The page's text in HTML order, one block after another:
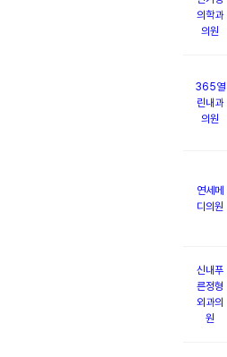
의학과
의원
365열
린내과
의원
연세메
디의원
신내푸
른정형
외과의
원